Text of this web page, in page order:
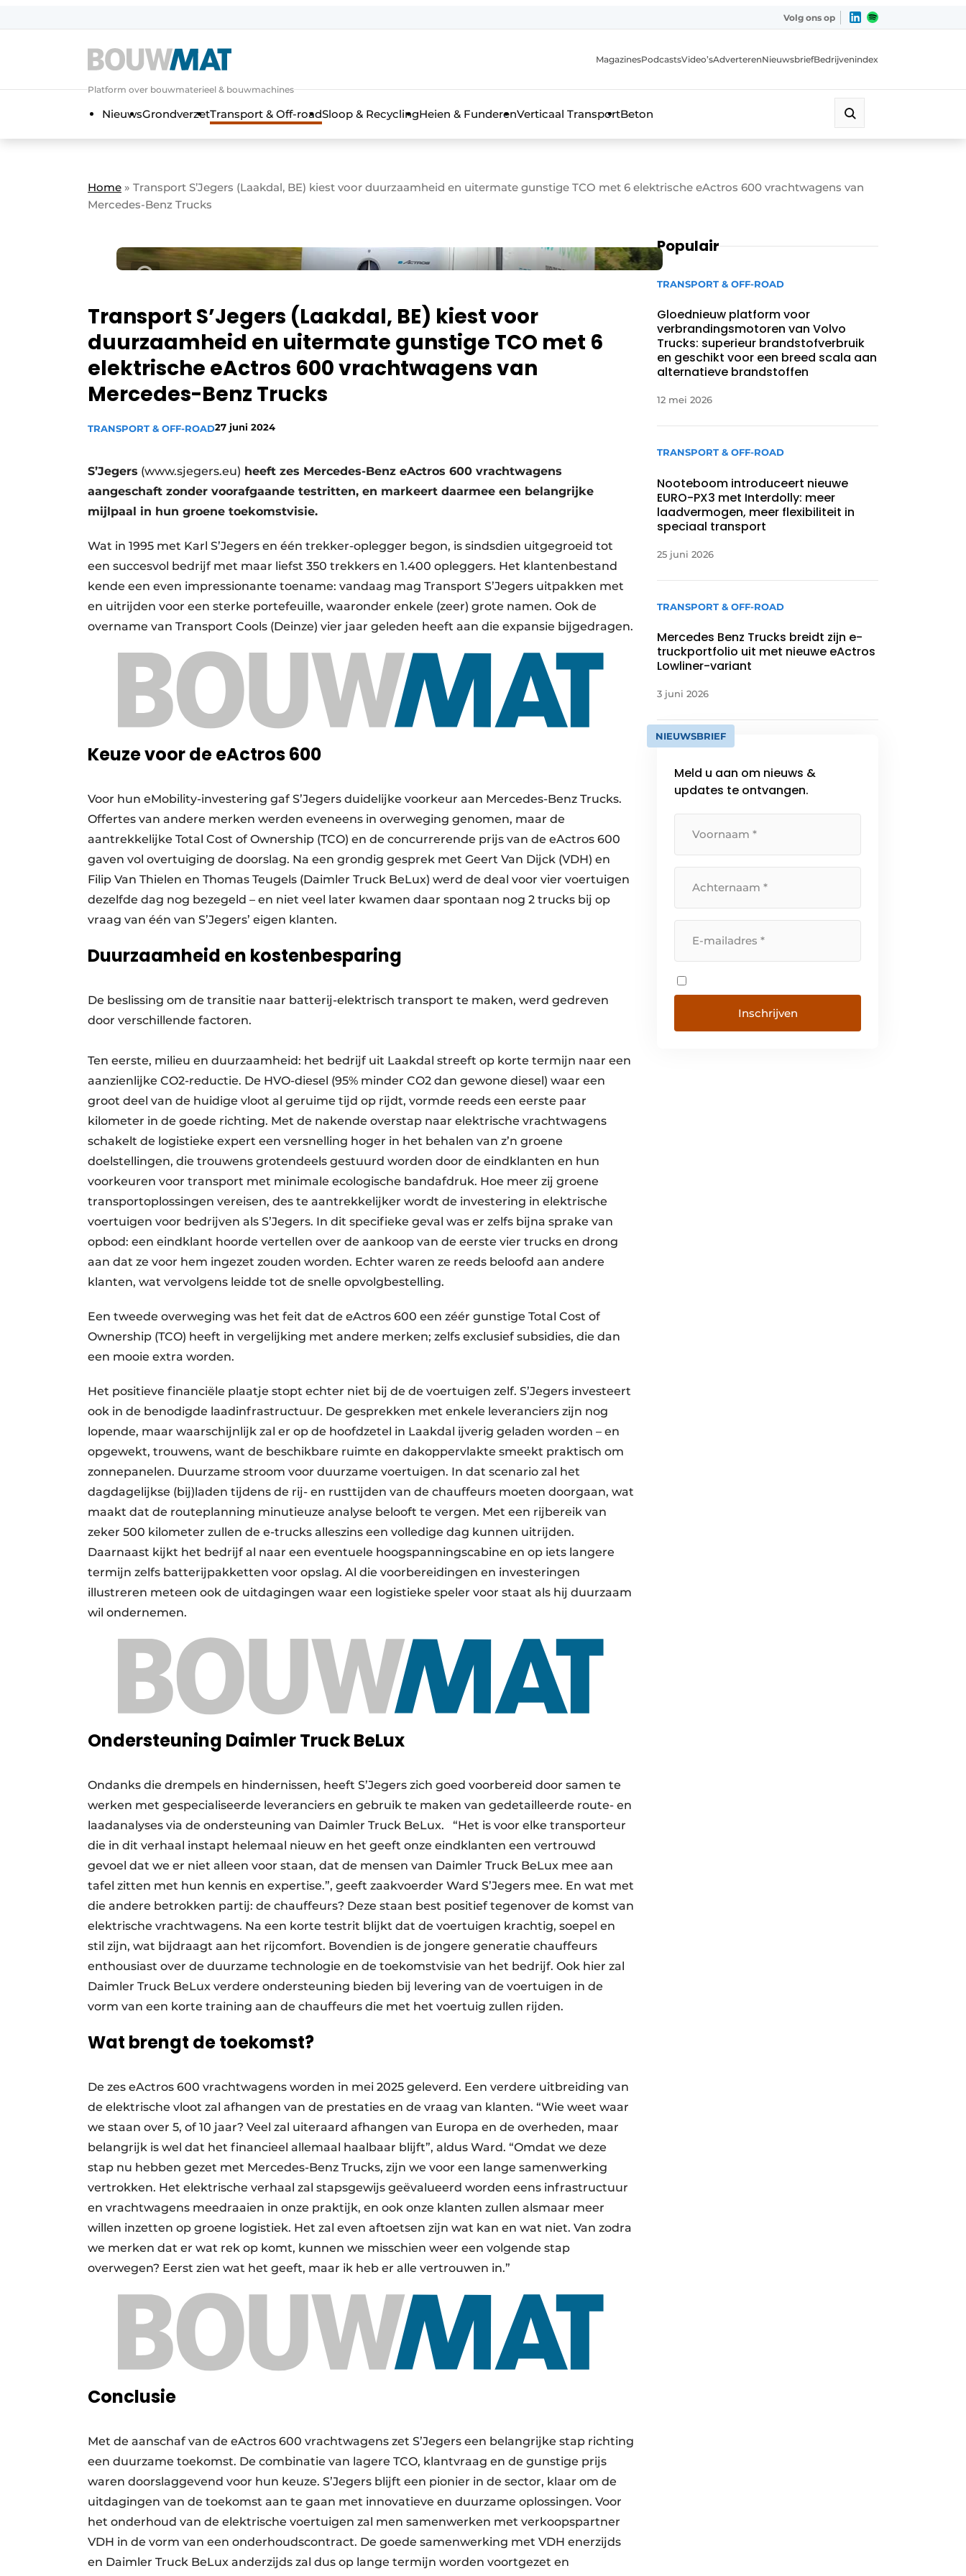
Algemene voorwaarden
BedrijvenAanmeldenAanmelden FR
Bedankt voor de aanmelding
Bedankt voor de aanmelding FR
Bedrijven
Bouwmat | Platform over bouwmaterieel & bouwmachines
Direct contact
Nieuwsbrief
Privacy / Cookie statement
Vacature aanmelden
Vacatures
Video’s
Volg ons op
Platform over bouwmaterieel & bouwmachines
MagazinesPodcastsVideo’sAdverterenNieuwsbriefBedrijvenindex
NieuwsGrondverzetTransport & Off-roadSloop & RecyclingHeien & FunderenVerticaal TransportBeton
Home » Transport S’Jegers (Laakdal, BE) kiest voor duurzaamheid en uitermate gunstige TCO met 6 elektrische eActros 600 vrachtwagens van
Mercedes-Benz Trucks
Transport S’Jegers (Laakdal, BE) kiest voor
duurzaamheid en uitermate gunstige TCO met 6
elektrische eActros 600 vrachtwagens van
Mercedes-Benz Trucks
TRANSPORT & OFF-ROAD27 juni 2024
S’Jegers (www.sjegers.eu) heeft zes Mercedes-Benz eActros 600 vrachtwagens
aangeschaft zonder voorafgaande testritten, en markeert daarmee een belangrijke
mijlpaal in hun groene toekomstvisie.
Wat in 1995 met Karl S’Jegers en één trekker-oplegger begon, is sindsdien uitgegroeid tot
een succesvol bedrijf met maar liefst 350 trekkers en 1.400 opleggers. Het klantenbestand
kende een even impressionante toename: vandaag mag Transport S’Jegers uitpakken met
en uitrijden voor een sterke portefeuille, waaronder enkele (zeer) grote namen. Ook de
overname van Transport Cools (Deinze) vier jaar geleden heeft aan die expansie bijgedragen.
Keuze voor de eActros 600
Voor hun eMobility-investering gaf S’Jegers duidelijke voorkeur aan Mercedes-Benz Trucks.
Offertes van andere merken werden eveneens in overweging genomen, maar de
aantrekkelijke Total Cost of Ownership (TCO) en de concurrerende prijs van de eActros 600
gaven vol overtuiging de doorslag. Na een grondig gesprek met Geert Van Dijck (VDH) en
Filip Van Thielen en Thomas Teugels (Daimler Truck BeLux) werd de deal voor vier voertuigen
dezelfde dag nog bezegeld – en niet veel later kwamen daar spontaan nog 2 trucks bij op
vraag van één van S’Jegers’ eigen klanten.
Duurzaamheid en kostenbesparing
De beslissing om de transitie naar batterij-elektrisch transport te maken, werd gedreven
door verschillende factoren.
Ten eerste, milieu en duurzaamheid: het bedrijf uit Laakdal streeft op korte termijn naar een
aanzienlijke CO2-reductie. De HVO-diesel (95% minder CO2 dan gewone diesel) waar een
groot deel van de huidige vloot al geruime tijd op rijdt, vormde reeds een eerste paar
kilometer in de goede richting. Met de nakende overstap naar elektrische vrachtwagens
schakelt de logistieke expert een versnelling hoger in het behalen van z’n groene
doelstellingen, die trouwens grotendeels gestuurd worden door de eindklanten en hun
voorkeuren voor transport met minimale ecologische bandafdruk. Hoe meer zij groene
transportoplossingen vereisen, des te aantrekkelijker wordt de investering in elektrische
voertuigen voor bedrijven als S’Jegers. In dit specifieke geval was er zelfs bijna sprake van
opbod: een eindklant hoorde vertellen over de aankoop van de eerste vier trucks en drong
aan dat ze voor hem ingezet zouden worden. Echter waren ze reeds beloofd aan andere
klanten, wat vervolgens leidde tot de snelle opvolgbestelling.
Een tweede overweging was het feit dat de eActros 600 een zéér gunstige Total Cost of
Ownership (TCO) heeft in vergelijking met andere merken; zelfs exclusief subsidies, die dan
een mooie extra worden.
Het positieve financiële plaatje stopt echter niet bij de de voertuigen zelf. S’Jegers investeert
ook in de benodigde laadinfrastructuur. De gesprekken met enkele leveranciers zijn nog
lopende, maar waarschijnlijk zal er op de hoofdzetel in Laakdal ijverig geladen worden – en
opgewekt, trouwens, want de beschikbare ruimte en dakoppervlakte smeekt praktisch om
zonnepanelen. Duurzame stroom voor duurzame voertuigen. In dat scenario zal het
dagdagelijkse (bij)laden tijdens de rij- en rusttijden van de chauffeurs moeten doorgaan, wat
maakt dat de routeplanning minutieuze analyse belooft te vergen. Met een rijbereik van
zeker 500 kilometer zullen de e-trucks alleszins een volledige dag kunnen uitrijden.
Daarnaast kijkt het bedrijf al naar een eventuele hoogspanningscabine en op iets langere
termijn zelfs batterijpakketten voor opslag. Al die voorbereidingen en investeringen
illustreren meteen ook de uitdagingen waar een logistieke speler voor staat als hij duurzaam
wil ondernemen.
Ondersteuning Daimler Truck BeLux
Ondanks die drempels en hindernissen, heeft S’Jegers zich goed voorbereid door samen te
werken met gespecialiseerde leveranciers en gebruik te maken van gedetailleerde route- en
laadanalyses via de ondersteuning van Daimler Truck BeLux. “Het is voor elke transporteur
die in dit verhaal instapt helemaal nieuw en het geeft onze eindklanten een vertrouwd
gevoel dat we er niet alleen voor staan, dat de mensen van Daimler Truck BeLux mee aan
tafel zitten met hun kennis en expertise.”, geeft zaakvoerder Ward S’Jegers mee. En wat met
die andere betrokken partij: de chauffeurs? Deze staan best positief tegenover de komst van
elektrische vrachtwagens. Na een korte testrit blijkt dat de voertuigen krachtig, soepel en
stil zijn, wat bijdraagt aan het rijcomfort. Bovendien is de jongere generatie chauffeurs
enthousiast over de duurzame technologie en de toekomstvisie van het bedrijf. Ook hier zal
Daimler Truck BeLux verdere ondersteuning bieden bij levering van de voertuigen in de
vorm van een korte training aan de chauffeurs die met het voertuig zullen rijden.
Wat brengt de toekomst?
De zes eActros 600 vrachtwagens worden in mei 2025 geleverd. Een verdere uitbreiding van
de elektrische vloot zal afhangen van de prestaties en de vraag van klanten. “Wie weet waar
we staan over 5, of 10 jaar? Veel zal uiteraard afhangen van Europa en de overheden, maar
belangrijk is wel dat het financieel allemaal haalbaar blijft”, aldus Ward. “Omdat we deze
stap nu hebben gezet met Mercedes-Benz Trucks, zijn we voor een lange samenwerking
vertrokken. Het elektrische verhaal zal stapsgewijs geëvalueerd worden eens infrastructuur
en vrachtwagens meedraaien in onze praktijk, en ook onze klanten zullen alsmaar meer
willen inzetten op groene logistiek. Het zal even aftoetsen zijn wat kan en wat niet. Van zodra
we merken dat er wat rek op komt, kunnen we misschien weer een volgende stap
overwegen? Eerst zien wat het geeft, maar ik heb er alle vertrouwen in.”
Conclusie
Met de aanschaf van de eActros 600 vrachtwagens zet S’Jegers een belangrijke stap richting
een duurzame toekomst. De combinatie van lagere TCO, klantvraag en de gunstige prijs
waren doorslaggevend voor hun keuze. S’Jegers blijft een pionier in de sector, klaar om de
uitdagingen van de toekomst aan te gaan met innovatieve en duurzame oplossingen. Voor
het onderhoud van de elektrische voertuigen zal men samenwerken met verkoopspartner
VDH in de vorm van een onderhoudscontract. De goede samenwerking met VDH enerzijds
en Daimler Truck BeLux anderzijds zal dus op lange termijn worden voortgezet en
Populair
TRANSPORT & OFF-ROAD
Gloednieuw platform voor
verbrandingsmotoren van Volvo
Trucks: superieur brandstofverbruik
en geschikt voor een breed scala aan
alternatieve brandstoffen
12 mei 2026
TRANSPORT & OFF-ROAD
Nooteboom introduceert nieuwe
EURO-PX3 met Interdolly: meer
laadvermogen, meer flexibiliteit in
speciaal transport
25 juni 2026
TRANSPORT & OFF-ROAD
Mercedes Benz Trucks breidt zijn e-
truckportfolio uit met nieuwe eActros
Lowliner-variant
3 juni 2026
NIEUWSBRIEF
Meld u aan om nieuws &
updates te ontvangen.